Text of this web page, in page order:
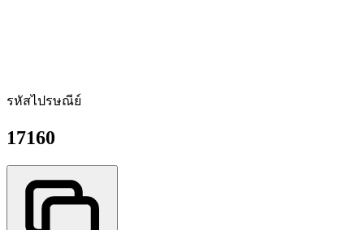
รหัสไปรษณีย์
17160